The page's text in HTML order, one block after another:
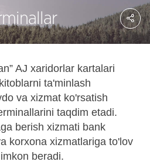
AJ xaridorlar kartalari
ta'minlash
va xizmat ko'rsatish
taqdim etadi.
berish xizmati bank
korxona xizmatlariga to'lov
beradi.